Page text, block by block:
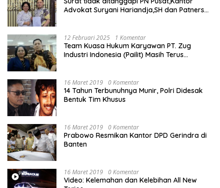
Advokat Suryani Hariandja,SH dan Patners
12 Februari 2025 1 Komentar
Team Kuasa Hukum Karyawan PT. Zug
Industri Indonesia (Pailit) Masih Terus
16 Maret 2019 0 Komentar
14 Tahun Terbunuhnya Munir, Polri Didesak
Bentuk Tim Khusus
16 Maret 2019 0 Komentar
Prabowo Resmikan Kantor DPD Gerindra di
Banten
16 Maret 2019 0 Komentar
Video: Kelemahan dan Kelebihan All New